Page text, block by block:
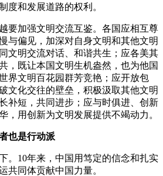
度和发展道路的权利。
加强文明交流互鉴。各国应相互尊
与偏见，加深对自身文明和其他文明
文明交流对话、和谐共生；应各美其
，既让本国文明生机盎然，也为他国
界文明百花园群芳竞艳；应开放包
文化交往的壁垒，积极汲取其他文明
补短，共同进步；应与时俱进、创新
，用创新为文明发展提供不竭动力。
也是行动派
10年来，中国用笃定的信念和扎实
共同体贡献中国力量。